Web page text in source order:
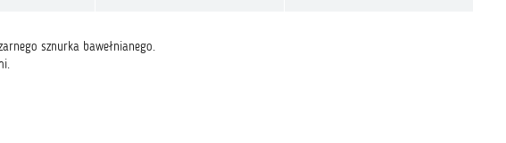
sznurka bawełnianego.